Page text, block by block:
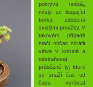
pokrývá hnědá,
místy se loupající
borka, zdobená
svislými proužky. V
takovém případě
stačí občas zkrátit
větve v koruně a
odstraňovat
průběžně ty, které
se snaží čas od
času vyrůstat